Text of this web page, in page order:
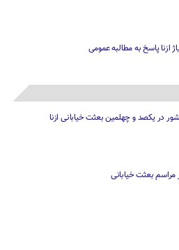
ازنا پاسخ به مطالبه عمومی
در یکصد و چهلمین بعثت خیابانی ازنا
مراسم بعثت خیابانی